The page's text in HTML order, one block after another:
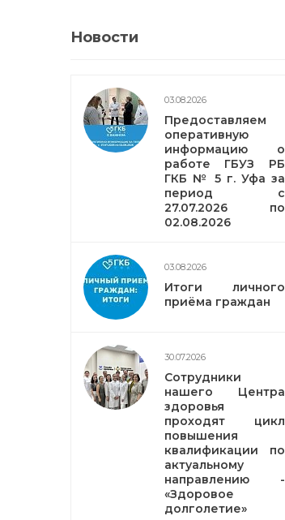
Новости
03.08.2026
Предоставляем
оперативную
информацию о
работе ГБУЗ РБ
ГКБ № 5 г. Уфа за
период с
27.07.2026 по
02.08.2026
03.08.2026
Итоги личного
приёма граждан
30.07.2026
Сотрудники
нашего Центра
здоровья
проходят цикл
повышения
квалификации по
актуальному
направлению -
«Здоровое
долголетие»